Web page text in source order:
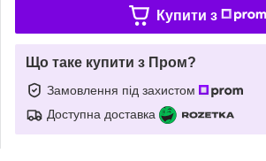
Купити з
Що таке купити з Пром?
Замовлення під захистом
Доступна доставка